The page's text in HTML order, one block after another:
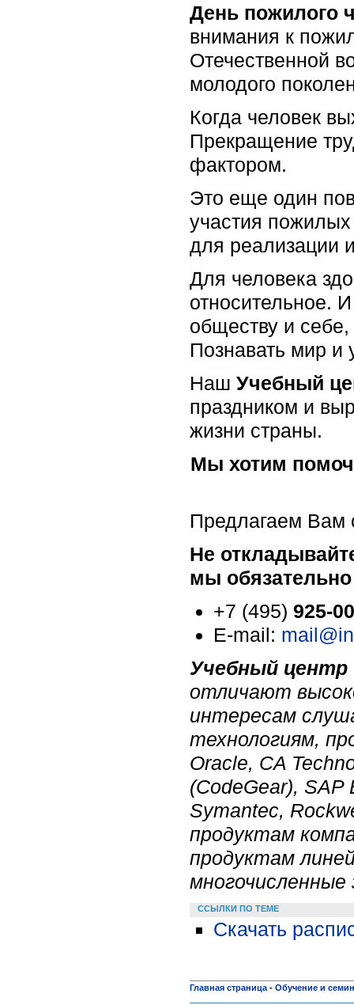
День пожилого
внимания к
Отечественной
молодого
Когда человек
Прекращение
фактором.
Это еще один
участия
для реализации
Для человека
относительное.
обществу и
Познавать мир и
Наш Учебный
праздником и
жизни страны.
Мы хотим
Предлагаем Вам
Не
мы
+7 (495) 925-
E-mail:
Учебный
отличают
интересам
технологиям,
Oracle, CA
(CodeGear), SAP
Symantec,
продуктам
продуктам
многочисленные
ССЫЛКИ ПО ТЕМЕ
Скачать
Главная страница - Обучение и